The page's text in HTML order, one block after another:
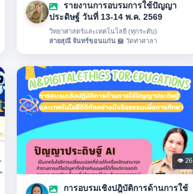
รายงานการอบรมการใช้ปัญญา
ประดิษฐ์ วันที่ 13-14 พ.ค. 2569
วิทยาศาสตร์และเทคโนโลยี (ทุกระดับ)
สายสุณี จันทร์ขอนแก่น 🏫 วัดท่าศาลา
👁 26
การอบรมเชิงปฎิบัติการด้านการใช้